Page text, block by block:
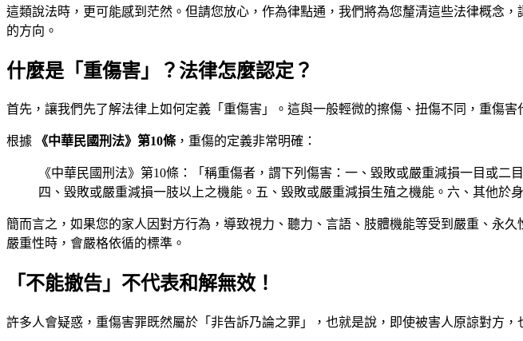
這類說法時，更可能感到茫然。但請您放心，作為律點通，我們將為您釐清這些法律概念
的方向。
什麼是「重傷害」？法律怎麼認定？
首先，讓我們先了解法律上如何定義「重傷害」。這與一般輕微的擦傷、扭傷不同，重傷
根據 《中華民國刑法》第10條 ，重傷的定義非常明確：
《中華民國刑法》第10條：「稱重傷者，謂下列傷害：一、毀敗或嚴重減損一目或
四、毀敗或嚴重減損一肢以上之機能。五、毀敗或嚴重減損生殖之機能。六、其他於
簡而言之，如果您的家人因對方行為，導致視力、聽力、言語、肢體機能等受到嚴重、永
嚴重性時，會嚴格依循的標準。
「不能撤告」不代表和解無效！
許多人會疑惑，重傷害罪既然屬於「非告訴乃論之罪」，也就是說，即使被害人原諒對方